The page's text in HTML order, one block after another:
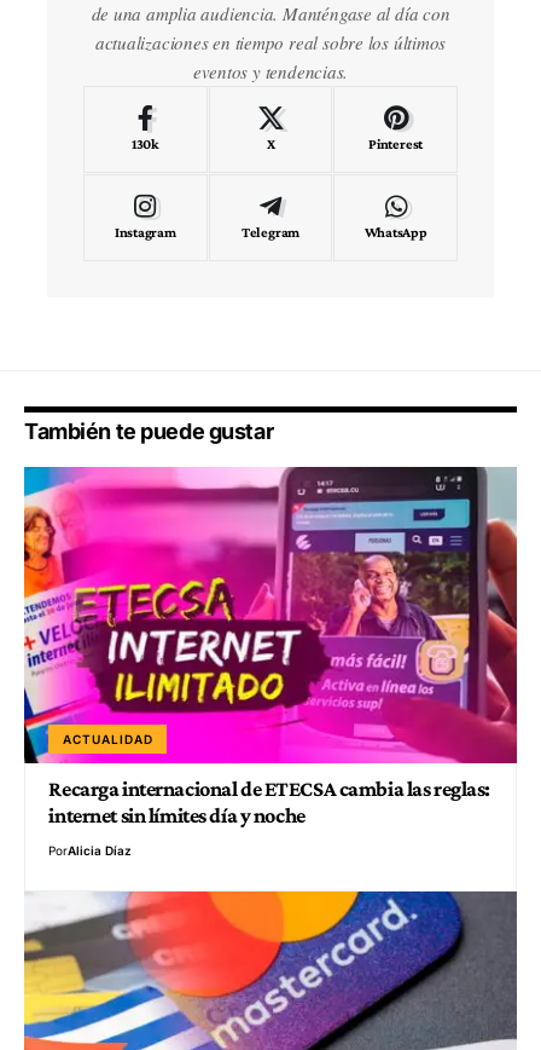
de una amplia audiencia. Manténgase al día con
actualizaciones en tiempo real sobre los últimos
eventos y tendencias.
130k X Pinterest
Instagram Telegram WhatsApp
También te puede gustar
ACTUALIDAD
Recarga internacional de ETECSA cambia las reglas:
internet sin límites día y noche
PorAlicia Díaz